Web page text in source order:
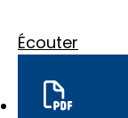
Écouter